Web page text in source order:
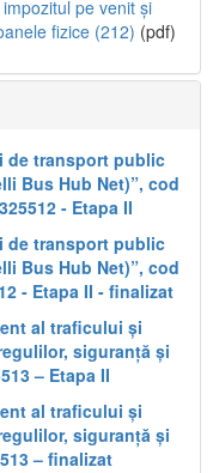
pe venit și
fizice (212) (pdf)
de transport public
Bus Hub Net)”, cod
- Etapa II
de transport public
Bus Hub Net)”, cod
- Etapa II - finalizat
al traficului și
siguranță și
– Etapa II
al traficului și
siguranță și
– finalizat